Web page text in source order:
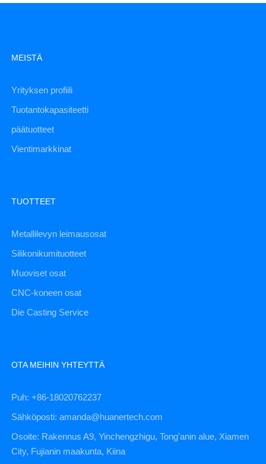
MEISTÄ
Yrityksen profiili
Tuotantokapasiteetti
päätuotteet
Vientimarkkinat
TUOTTEET
Metallilevyn leimausosat
Silikonikumituotteet
Muoviset osat
CNC-koneen osat
Die Casting Service
OTA MEIHIN YHTEYTTÄ
Puh: +86-18020762237
Sähköposti: amanda@huanertech.com
Osoite: Rakennus A9, Yinchengzhigu, Tong'anin alue, Xiamen
City, Fujianin maakunta, Kiina